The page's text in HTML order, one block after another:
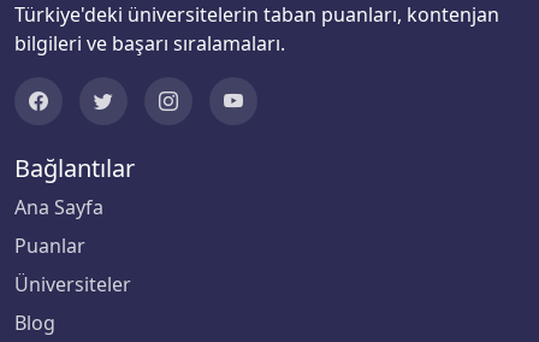
Bitlis Eren Üniversitesi
Boğaziçi Üniversitesi
Burdur Mehmet Akif Ersoy Üniversitesi
Türkiye'deki üniversitelerin taban puanları, kontenjan
bilgileri ve başarı sıralamaları.
Bağlantılar
Ana Sayfa
Puanlar
Üniversiteler
Blog